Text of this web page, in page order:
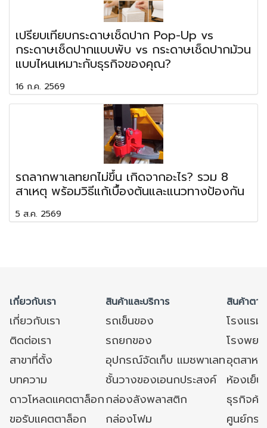
เปรียบเทียบกระดาษเช็ดปาก Pop-Up vs
กระดาษเช็ดปากแบบพับ vs กระดาษเช็ดปากม้วน
แบบไหนเหมาะกับธุรกิจของคุณ?
16 ก.ค. 2569
รถลากพาเลทยกไม่ขึ้น เกิดจากอะไร? รวม 8
สาเหตุ พร้อมวิธีแก้เบื้องต้นและแนวทางป้องกัน
5 ส.ค. 2569
เกี่ยวกับเรา สินค้าและบริการ สินค้าตา
เกี่ยวกับเรา รถเข็นของ
โรงแร
ติดต่อเรา
รถยกของ
โรงพย
สาขาที่ตั้ง
อุปกรณ์จัดเก็บ แมชพาเลทอุตสาหก
บทความ
ชั้นวางของเอนกประสงค์
ห้องเย็
ดาวโหลดแคตตาล็อกกล่องลังพลาสติก
ธุรกิจค้
ขอรับแคตตาล็อก
กล่องโฟม
ศูนย์กร